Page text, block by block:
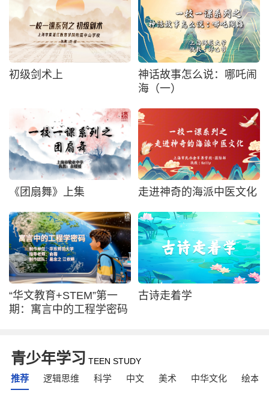
初级剑术上
神话故事怎么说：哪吒闹
海（一）
《团扇舞》上集 走进神奇的海派中医文化
“华文教育+STEM”第一
期：寓言中的工程学密码
古诗走着学
青少年学习 TEEN STUDY
推荐 逻辑思维 科学 中文 美术 中华文化 绘本